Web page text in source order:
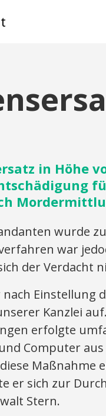
in Höhe
wurde
war
der Verdacht
Einstellung
Kanzlei
erfolgte
Computer
Maßnahme
er sich zur
Stern.